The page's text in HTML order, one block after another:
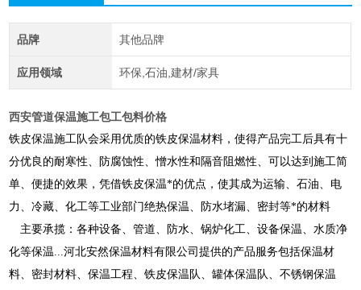
品牌 其他品牌
应用领域 环保,石油,建材/家具
西安管道保温施工包工包料价格
铁皮保温施工队会采用优质的铁皮保温材料，使得产品完工后具有十
分优良的耐寒性、防腐蚀性、憎水性和隔音阻燃性、可以达到施工简
单、便捷的效果，凭借铁皮保温*的优点，使其成为运输、石油、电
力、冷藏、化工等工业部门绝热保温、防水堵漏、密封等*的材料
主要承揽：各种设备、管道、防水、锅炉化工、设备保温、水质净
化等保温...河北安然保温材料有限公司提供的产品服务包括保温材
料、密封材料、保温工程、铁皮保温队、罐体保温队、不锈钢保温